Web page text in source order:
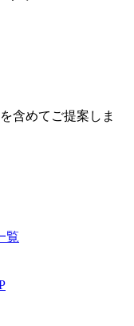
含めてご提案しま
覧